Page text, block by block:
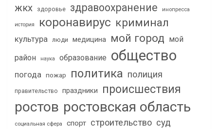
жкх здоровье здравоохранение инопресса
история коронавирус криминал
культура люди медицина мой город мой
район
наука образование общество
погода пожар политика полиция
правительство праздники происшествия
ростов ростовская область
социальная сфера спорт строительство суд